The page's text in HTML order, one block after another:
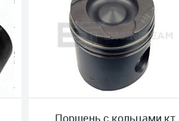
Поршень с кольцами кт